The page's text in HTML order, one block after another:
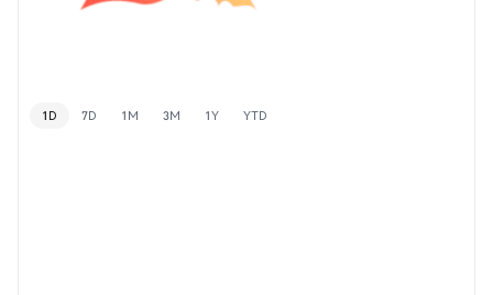
1D 7D 1M 3M 1Y YTD